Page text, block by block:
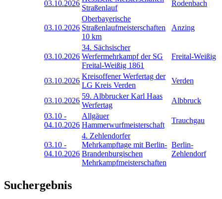
03.10.2026
Straßenlauf
Rodenbach
03.10.2026
Oberbayerische
Straßenlaufmeisterschaften
10 km
Anzing
03.10.2026
34. Sächsischer
Werfermehrkampf der SG
Freital-Weißig 1861
Freital-Weißig
03.10.2026
Kreisoffener Werfertag der
LG Kreis Verden
Verden
03.10.2026
59. Albbrucker Karl Haas
Werfertag
Albbruck
03.10 -
04.10.2026
Allgäuer
Hammerwurfmeisterschaft
Trauchgau
03.10 -
04.10.2026
4. Zehlendorfer
Mehrkampftage mit Berlin-
Brandenburgischen
Mehrkampfmeisterschaften
Berlin-
Zehlendorf
Suchergebnis